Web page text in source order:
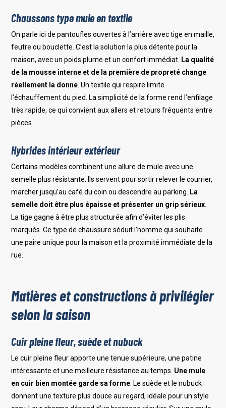
Chaussons type mule en textile
On parle ici de pantoufles ouvertes à l’arrière avec tige en maille,
feutre ou bouclette. C’est la solution la plus détente pour la
maison, avec un poids plume et un confort immédiat. La qualité
de la mousse interne et de la première de propreté change
réellement la donne . Un textile qui respire limite
l’échauffement du pied. La simplicité de la forme rend l’enfilage
très rapide, ce qui convient aux allers et retours fréquents entre
pièces.
Hybrides intérieur extérieur
Certains modèles combinent une allure de mule avec une
semelle plus résistante. Ils servent pour sortir relever le courrier,
marcher jusqu’au café du coin ou descendre au parking. La
semelle doit être plus épaisse et présenter un grip sérieux
La tige gagne à être plus structurée afin d’éviter les plis
marqués. Ce type de chaussure séduit l’homme qui souhaite
une paire unique pour la maison et la proximité immédiate de la
rue.
Matières et constructions à privilégier
selon la saison
Cuir pleine fleur, suède et nubuck
Le cuir pleine fleur apporte une tenue supérieure, une patine
intéressante et une meilleure résistance au temps. Une mule
en cuir bien montée garde sa forme . Le suède et le nubuck
donnent une texture plus douce au regard, idéale pour un style